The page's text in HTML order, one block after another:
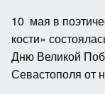
10 мая в
кости»
Дню Великой
Севастополя от